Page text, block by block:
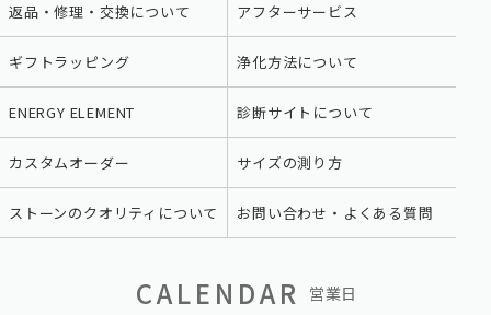
返品・修理・交換について アフターサービス
ギフトラッピング 浄化方法について
ENERGY ELEMENT 診断サイトについて
カスタムオーダー サイズの測り方
ストーンのクオリティについて お問い合わせ・よくある質問
CALENDAR 営業日